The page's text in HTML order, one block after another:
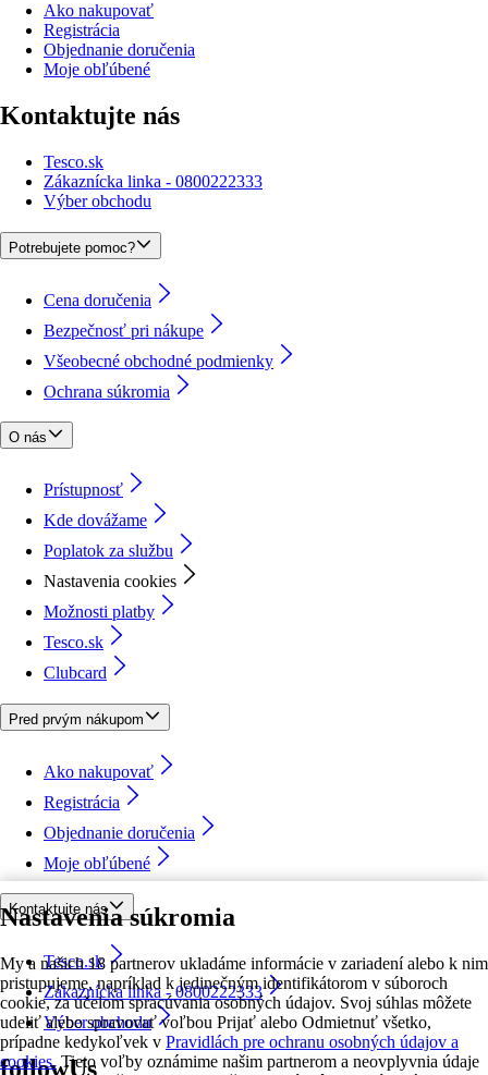
Nastavenia súkromia
My a našich 18 partnerov ukladáme informácie v zariadení alebo k nim
pristupujeme, napríklad k jedinečným identifikátorom v súboroch
cookie, za účelom spracúvania osobných údajov. Svoj súhlas môžete
udeliť alebo spravovať voľbou Prijať alebo Odmietnuť všetko,
prípadne kedykoľvek v Pravidlách pre ochranu osobných údajov a
cookies. Tieto voľby oznámime našim partnerom a neovplyvnia údaje
Ako nakupovať
Registrácia
Objednanie doručenia
Moje obľúbené
Kontaktujte nás
Tesco.sk
Zákaznícka linka - 0800222333
Výber obchodu
Potrebujete pomoc?
Cena doručenia
Bezpečnosť pri nákupe
Všeobecné obchodné podmienky
Ochrana súkromia
O nás
Prístupnosť
Kde dovážame
Poplatok za službu
Nastavenia cookies
Možnosti platby
Tesco.sk
Clubcard
Pred prvým nákupom
Ako nakupovať
Registrácia
Objednanie doručenia
Moje obľúbené
Kontaktujte nás
Tesco.sk
Zákaznícka linka - 0800222333
Výber obchodu
followUs